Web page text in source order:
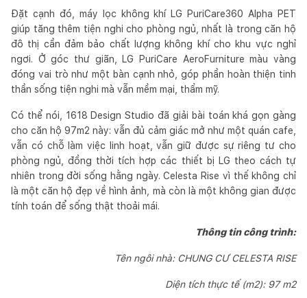
Đặt cạnh đó, máy lọc không khí LG PuriCare360 Alpha PET
giúp tăng thêm tiện nghi cho phòng ngủ, nhất là trong căn hộ
đô thị cần đảm bảo chất lượng không khí cho khu vực nghỉ
ngơi. Ở góc thư giãn, LG PuriCare AeroFurniture màu vàng
đóng vai trò như một bàn cạnh nhỏ, góp phần hoàn thiện tinh
thần sống tiện nghi mà vẫn mềm mại, thẩm mỹ.
Có thể nói, 1618 Design Studio đã giải bài toán khá gọn gàng
cho căn hộ 97m2 này: vẫn đủ cảm giác mở như một quán cafe,
vẫn có chỗ làm việc linh hoạt, vẫn giữ được sự riêng tư cho
phòng ngủ, đồng thời tích hợp các thiết bị LG theo cách tự
nhiên trong đời sống hằng ngày. Celesta Rise vì thế không chỉ
là một căn hộ đẹp về hình ảnh, mà còn là một không gian được
tính toán để sống thật thoải mái.
Thông tin công trình:
Tên ngôi nhà: CHUNG CƯ CELESTA RISE
Diện tích thực tế (m2): 97 m2